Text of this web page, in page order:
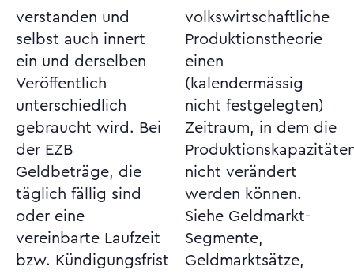
verstanden und
selbst auch innert
ein und derselben
Veröffentlich
unterschiedlich
gebraucht wird. Bei
der EZB
Geldbeträge, die
täglich fällig sind
oder eine
vereinbarte Laufzeit
bzw. Kündigungsfrist
volkswirtschaftliche
Produktionstheorie
einen
(kalendermässig
nicht festgelegten)
Zeitraum, in dem die
Produktionskapazitäten
nicht verändert
werden können.
Siehe Geldmarkt-
Segmente,
Geldmarktsätze,